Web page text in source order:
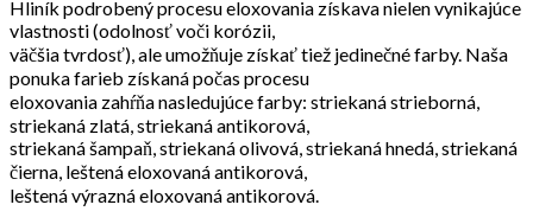
Hliník podrobený procesu eloxovania získava nielen vynikajúce
vlastnosti (odolnosť voči korózii,
väčšia tvrdosť), ale umožňuje získať tiež jedinečné farby. Naša
ponuka farieb získaná počas procesu
eloxovania zahŕňa nasledujúce farby: striekaná strieborná,
striekaná zlatá, striekaná antikorová,
striekaná šampaň, striekaná olivová, striekaná hnedá, striekaná
čierna, leštená eloxovaná antikorová,
leštená výrazná eloxovaná antikorová.